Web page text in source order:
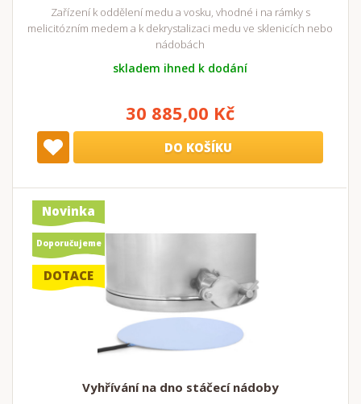
Zařízení k oddělení medu a vosku, vhodné i na rámky s
melicitózním medem a k dekrystalizaci medu ve sklenicích nebo
nádobách
skladem ihned k dodání
30 885,00 Kč
DO KOŠÍKU
Novinka
Doporučujeme
DOTACE
Vyhřívání na dno stáčecí nádoby